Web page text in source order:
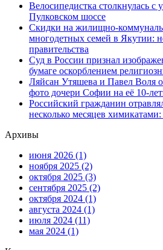
Велосипедистка столкнулась с
Пулковском шоссе
Скидки на жилищно-
многодетных семей в Якутии:
правительства
Суд в России признал
бумаге оскорблением
Ляйсан Утяшева и Павел Воля
фото дочери Софии на её 10-
Российский гражданин
несколько месяцев
Архивы
июня 2026 (1)
ноября 2025 (2)
октября 2025 (3)
сентября 2025 (2)
октября 2024 (1)
августа 2024 (1)
июля 2024 (11)
мая 2024 (1)